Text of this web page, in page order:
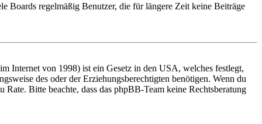
Boards regelmäßig Benutzer, die für längere Zeit keine Beiträge
Internet von 1998) ist ein Gesetz in den USA, welches festlegt,
des oder der Erziehungsberechtigten benötigen. Wenn du
Bitte beachte, dass das phpBB-Team keine Rechtsberatung